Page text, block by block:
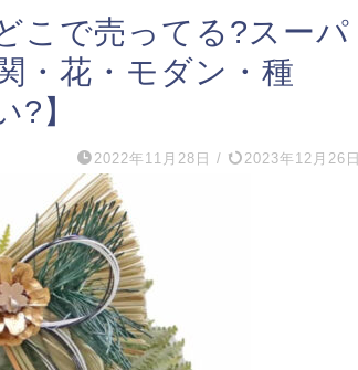
こで売ってる?スーパ
・花・モダン・種
?】
2022年11月28日 / 2023年12月26日